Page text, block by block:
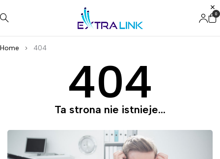
0
Home 404
404
Ta strona nie istnieje...